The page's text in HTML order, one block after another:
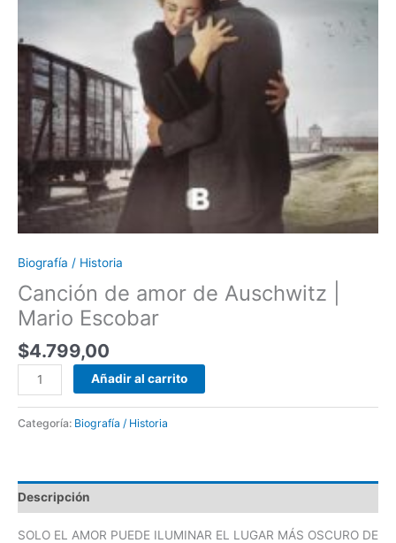
Biografía / Historia
Canción de amor de Auschwitz |
Mario Escobar
$4.799,00
Añadir al carrito
Categoría: Biografía / Historia
Descripción
SOLO EL AMOR PUEDE ILUMINAR EL LUGAR MÁS OSCURO DE